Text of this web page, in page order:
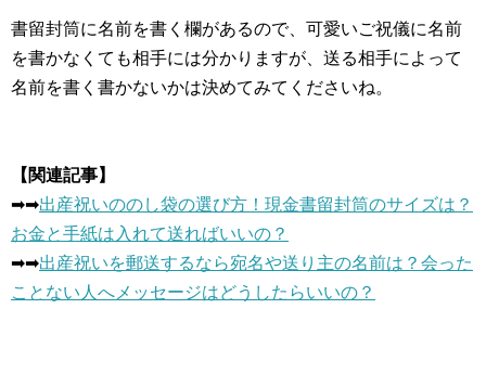
書留封筒に名前を書く欄があるので、可愛いご祝儀に名前
を書かなくても相手には分かりますが、送る相手によって
名前を書く書かないかは決めてみてくださいね。
【関連記事】
➡︎➡︎出産祝いののし袋の選び方！現金書留封筒のサイズは？
お金と手紙は入れて送ればいいの？
➡︎➡︎出産祝いを郵送するなら宛名や送り主の名前は？会った
ことない人へメッセージはどうしたらいいの？